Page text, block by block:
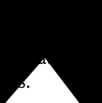
sido
En
de